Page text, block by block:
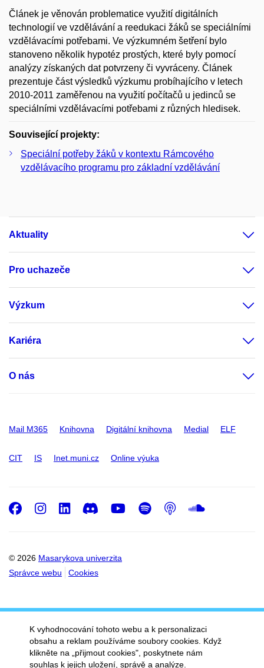
Článek je věnován problematice využití digitálních
technologií ve vzdělávání a reedukaci žáků se speciálními
vzdělávacími potřebami. Ve výzkumném šetření bylo
stanoveno několik hypotéz prostých, které byly pomocí
analýzy získaných dat potvrzeny či vyvráceny. Článek
prezentuje část výsledků výzkumu probíhajícího v letech
2010-2011 zaměřenou na využití počítačů u jedinců se
speciálními vzdělávacími potřebami z různých hledisek.
Související projekty:
Speciální potřeby žáků v kontextu Rámcového
vzdělávacího programu pro základní vzdělávání
Aktuality
Pro uchazeče
Výzkum
Kariéra
O nás
Mail M365 Knihovna Digitální knihovna Medial ELF
CIT IS Inet.muni.cz Online výuka
© 2026 Masarykova univerzita
Správce webu
Cookies
Facebook
Instagram
LinkedIn
DiscordYoutube
Spotify
Podcast
K vyhodnocování tohoto webu a k personalizaci
obsahu a reklam používáme soubory cookies. Když
klikněte na „přijmout cookies", poskytnete nám
souhlas k jejich uložení, správě a analýze.